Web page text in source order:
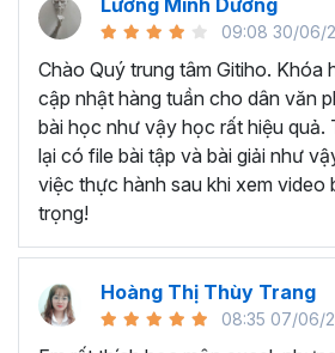
học thủ thuật trên
Gitiho?
Khóa học Thủ thuật Excel cập nhật
phòng hàng tuần, bạn có thể được
dung mới nhất về tin học văn phòng
Định dạng nhanh bằng công
toán, các thủ thuật excel tính
cho bảng tính, hiển thị công
Lương Minh Dương
09:08 30/06/
Chào Quý trung tâm Gitiho. Khóa
cập nhật hàng tuần cho dân văn
bài học như vậy học rất hiệu quả.
lại có file bài tập và bài giải như
việc thực hành sau khi xem video
trọng!
Hoàng Thị Thùy Trang
08:35 07/06/